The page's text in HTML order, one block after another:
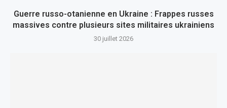
Guerre russo-otanienne en Ukraine : Frappes russes
massives contre plusieurs sites militaires ukrainiens
30 juillet 2026